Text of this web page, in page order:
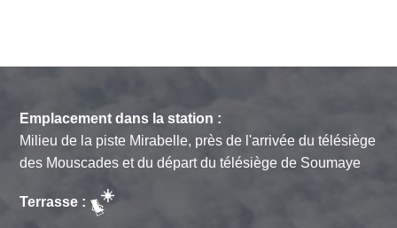
Emplacement dans la station :
Milieu de la piste Mirabelle, près de l'arrivée du télésiège
des Mouscades et du départ du télésiège de Soumaye
Terrasse :